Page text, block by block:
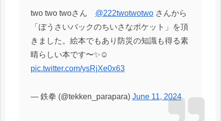
two two twoさん @222twotwotwoさんから
「ぼうさいバックのちいさなポケット」を頂
きました。絵本でもあり防災の知識も得る素
晴らしい本です〜✨☺️
pic.twitter.com/ysRjXe0x63
— 鉄拳 (@tekken_parapara) June 11, 2024